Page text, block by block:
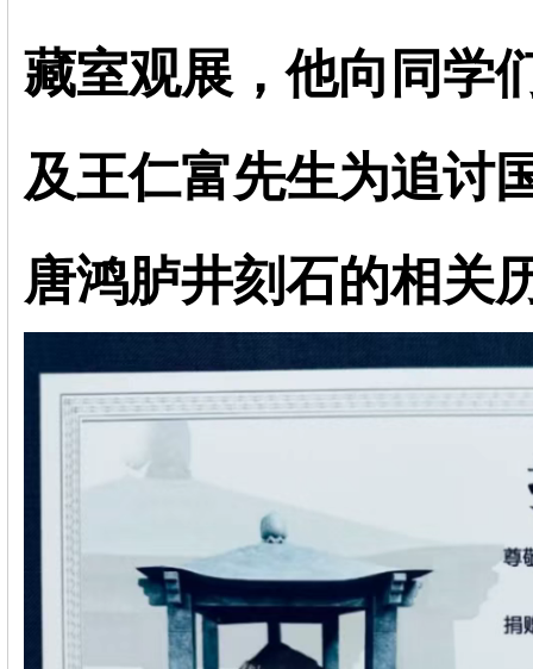
藏室观展，他向同学
及王仁富先生为追讨
唐鸿胪井刻石的相关